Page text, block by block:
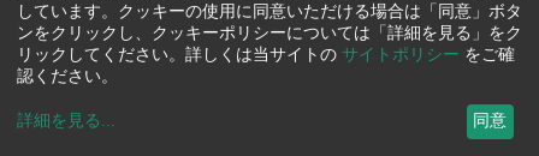
しています。クッキーの使用に同意いただける場合は「同意」ボタ
ンをクリックし、クッキーポリシーについては「詳細を見る」をク
リックしてください。詳しくは当サイトの サイトポリシー をご確
認ください。
詳細を見る ... 同意